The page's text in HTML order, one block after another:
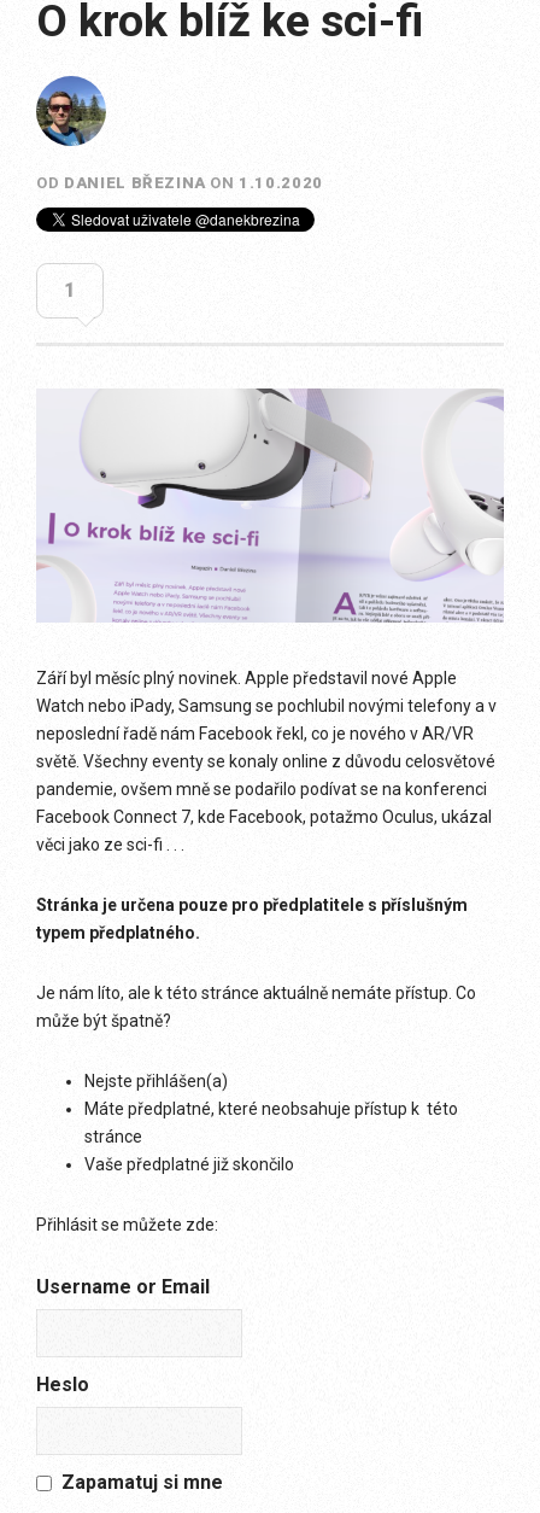
O krok blíž ke sci-fi
OD DANIEL BŘEZINA ON 1.10.2020
1
Září byl měsíc plný novinek. Apple představil nové Apple
Watch nebo iPady, Samsung se pochlubil novými telefony a v
neposlední řadě nám Facebook řekl, co je nového v AR/VR
světě. Všechny eventy se konaly online z důvodu celosvětové
pandemie, ovšem mně se podařilo podívat se na konferenci
Facebook Connect 7, kde Facebook, potažmo Oculus, ukázal
věci jako ze sci-fi . . .
Stránka je určena pouze pro předplatitele s příslušným
typem předplatného.
Je nám líto, ale k této stránce aktuálně nemáte přístup. Co
může být špatně?
Nejste přihlášen(a)
Máte předplatné, které neobsahuje přístup k této
stránce
Vaše předplatné již skončilo
Přihlásit se můžete zde:
Username or Email
Heslo
Zapamatuj si mne